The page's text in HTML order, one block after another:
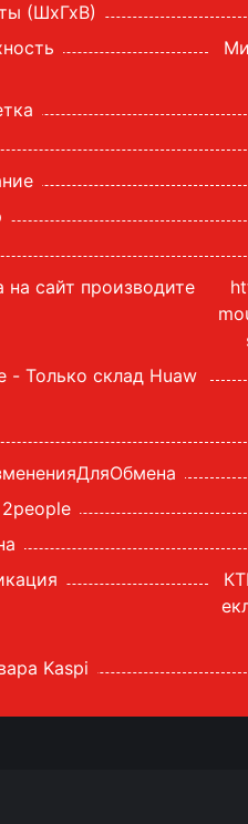
Коврик для
M 2020 Edition
11 990тг
сравнить
(ШхГхВ)
на сайт производите
- Только склад Huaw
Kaspi